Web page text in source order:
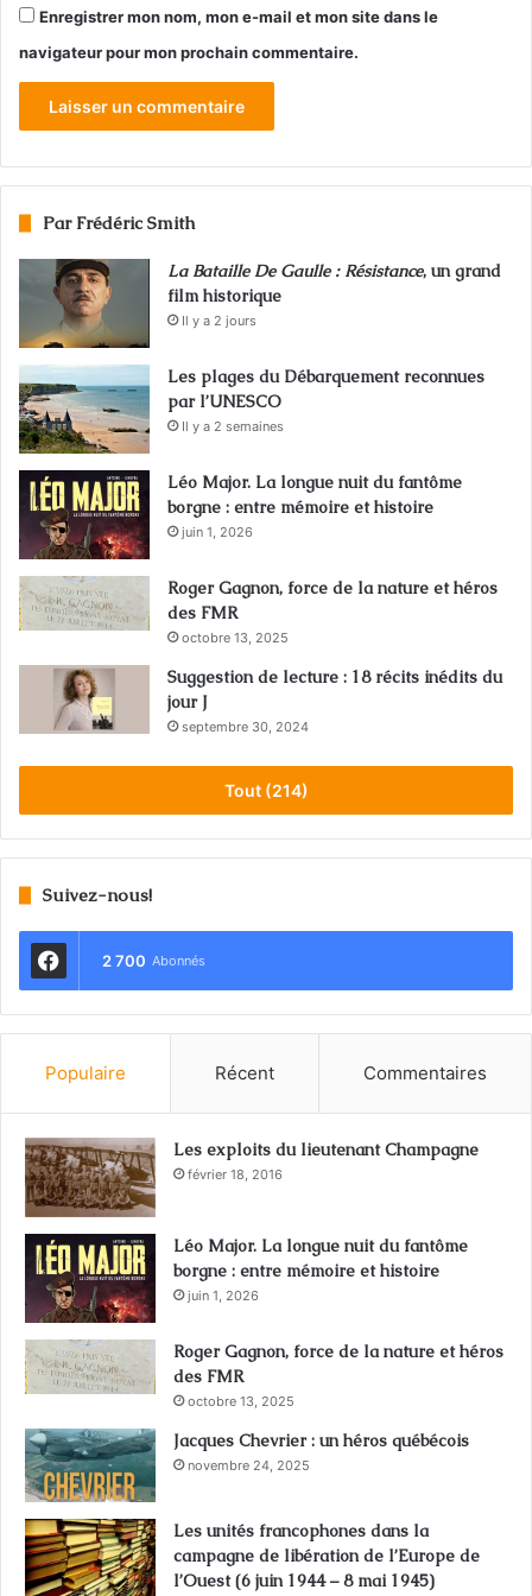
Enregistrer mon nom, mon e-mail et mon site dans le
navigateur pour mon prochain commentaire.
Par Frédéric Smith
La Bataille De Gaulle : Résistance, un grand
film historique
Il y a 2 jours
Les plages du Débarquement reconnues
par l’UNESCO
Il y a 2 semaines
Léo Major. La longue nuit du fantôme
borgne : entre mémoire et histoire
juin 1, 2026
Roger Gagnon, force de la nature et héros
des FMR
octobre 13, 2025
Suggestion de lecture : 18 récits inédits du
jour J
septembre 30, 2024
Tout (214)
Suivez-nous!
2 700 Abonnés
Populaire Récent Commentaires
Les exploits du lieutenant Champagne
février 18, 2016
Léo Major. La longue nuit du fantôme
borgne : entre mémoire et histoire
juin 1, 2026
Roger Gagnon, force de la nature et héros
des FMR
octobre 13, 2025
Jacques Chevrier : un héros québécois
novembre 24, 2025
Les unités francophones dans la
campagne de libération de l’Europe de
l’Ouest (6 juin 1944 – 8 mai 1945)